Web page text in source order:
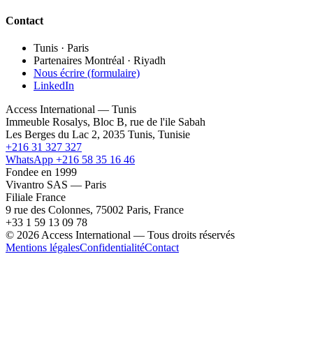
Contact
Tunis · Paris
Partenaires Montréal · Riyadh
Nous écrire (formulaire)
LinkedIn
Access International — Tunis
Immeuble Rosalys, Bloc B, rue de l'ile Sabah
Les Berges du Lac 2, 2035 Tunis, Tunisie
+216 31 327 327
WhatsApp +216 58 35 16 46
Fondee en 1999
Vivantro SAS — Paris
Filiale France
9 rue des Colonnes, 75002 Paris, France
+33 1 59 13 09 78
© 2026 Access International — Tous droits réservés
Mentions légalesConfidentialitéContact